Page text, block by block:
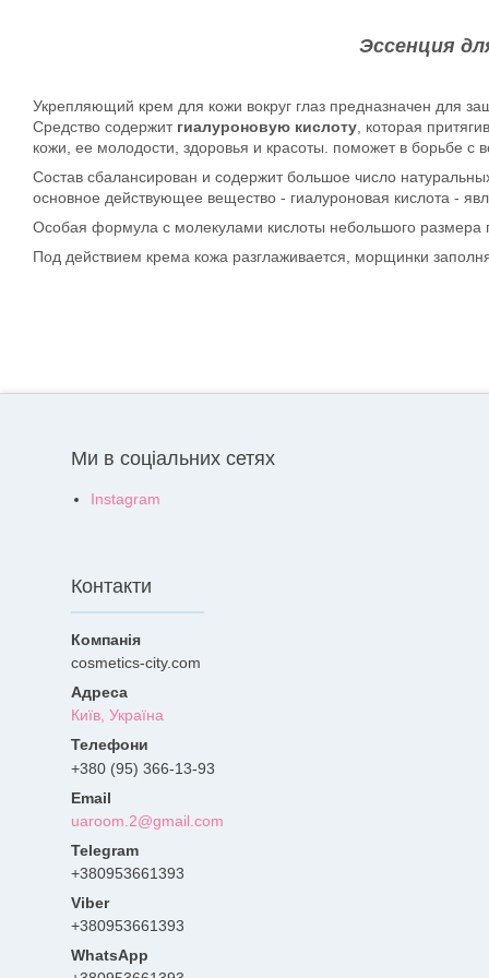
Эссенция
Укрепляющий крем для кожи вокруг глаз предназначен для
Средство содержит гиалуроновую кислоту , которая
кожи, ее молодости, здоровья и красоты. поможет в борьбе
Состав сбалансирован и содержит большое число
основное действующее вещество - гиалуроновая кислота -
Особая формула с молекулами кислоты небольшого размера
Под действием крема кожа разглаживается, морщинки
Ми в соціальних сетях
Instagram
Контакти
cosmetics-city.com
Київ, Україна
+380 (95) 366-13-93
uaroom.2@gmail.com
+380953661393
+380953661393